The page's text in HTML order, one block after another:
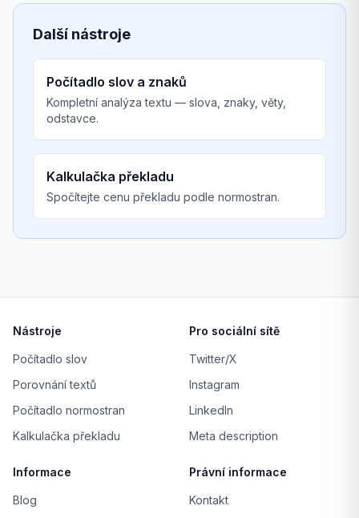
Další nástroje
Počítadlo slov a znaků
Kompletní analýza textu — slova, znaky, věty,
odstavce.
Kalkulačka překladu
Spočítejte cenu překladu podle normostran.
Nástroje
Počítadlo slov
Porovnání textů
Počítadlo normostran
Kalkulačka překladu
Pro sociální sítě
Twitter/X
Instagram
LinkedIn
Meta description
Informace
Blog
Právní informace
Kontakt